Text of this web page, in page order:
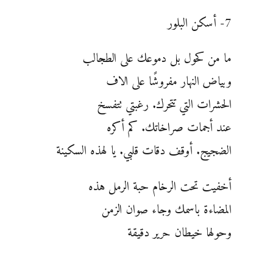
7- أسكن البلور
ما من كحول بل دموعك على الطجالب
وبياض النهار مفروشًا على الاف
الحشرات التي تتحرك. رغبتي تتفسخ
عند أجمات صراخاتك. كم أكره
الضجيج. أوقف دقات قلبي. يا لهذه السكينة
أخفيت تحت الرخام حبة الرمل هذه
المضاءة باسمك وجاء صوان الزمن
وحولها خيطان حرير دقيقة